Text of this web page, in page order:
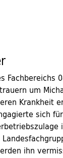
Fachbereichs
um
Krankheit
sich
ihn